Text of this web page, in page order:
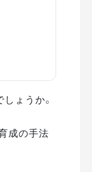
ょうか。
成の手法